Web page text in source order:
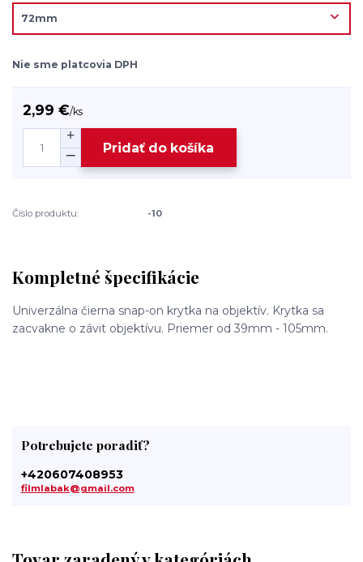
Nie sme platcovia DPH
2,99 €/ks
Pridať do košíka
Číslo produktu: -10
Kompletné špecifikácie
Univerzálna čierna snap-on krytka na objektív. Krytka sa
zacvakne o závit objektívu. Priemer od 39mm - 105mm.
Potrebujete poradiť?
+420607408953
filmlabak@gmail.com